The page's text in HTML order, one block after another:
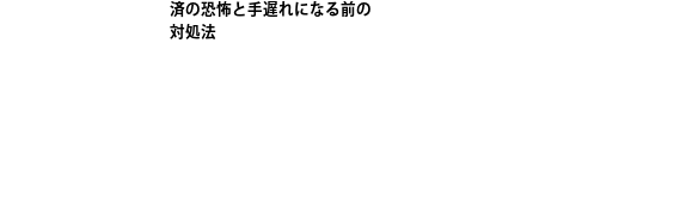
済の恐怖と手遅れになる前の
対処法